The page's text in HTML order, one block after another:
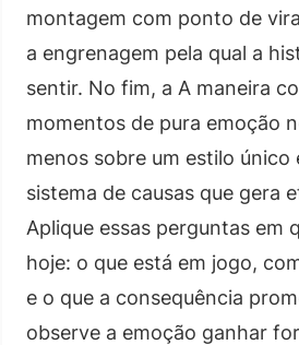
montagem com ponto de
a engrenagem pela qual a
sentir. No fim, a A maneira
momentos de pura emoção
menos sobre um estilo único
sistema de causas que gera
Aplique essas perguntas em
hoje: o que está em jogo,
e o que a consequência
observe a emoção ganhar